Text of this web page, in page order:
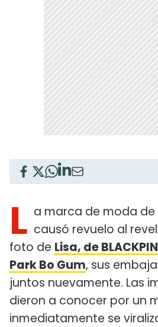
L a marca de moda de
causó revuelo al
foto de Lisa, de
Park Bo Gum, sus
juntos nuevamente. Las
dieron a conocer por un
inmediatamente se